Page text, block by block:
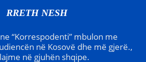
RRETH NESH
“Korrespodenti” mbulon me
në Kosovë dhe më gjerë.,
në gjuhën shqipe.